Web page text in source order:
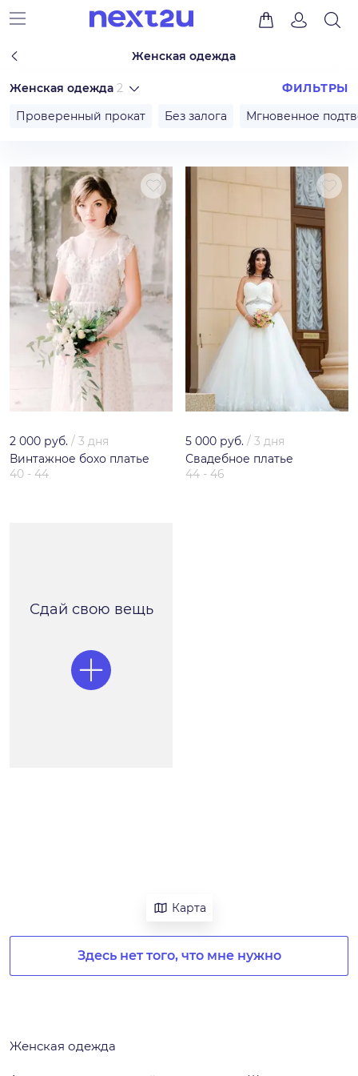
Женская одежда
Женская одежда 2
ФИЛЬТРЫ
Проверенный прокат
Без залога Мгновенное
2 000 руб. / 3 дня
Винтажное бохо платье
40 - 44
5 000 руб. / 3 дня
Свадебное платье
44 - 46
Сдай свою вещь
Карта
Здесь нет того, что мне нужно
Женская одежда